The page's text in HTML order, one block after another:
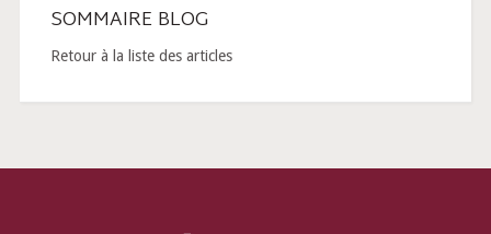
SOMMAIRE BLOG
Retour à la liste des articles